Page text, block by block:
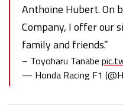
Anthoine Hubert. On
Company, I offer our
family and friends.”
– Toyoharu Tanabe
— Honda Racing F1